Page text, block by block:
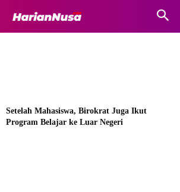
Setelah Mahasiswa, Birokrat Juga Ikut
Program Belajar ke Luar Negeri